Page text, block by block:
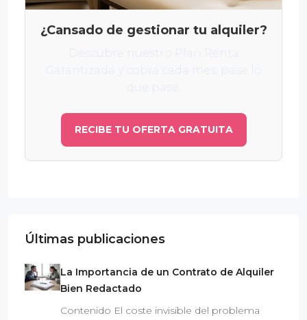
¿Cansado de gestionar tu alquiler?
RECIBE TU OFERTA GRATUITA
Últimas publicaciones
La Importancia de un Contrato de Alquiler
Bien Redactado
Contenido El coste invisible del problema